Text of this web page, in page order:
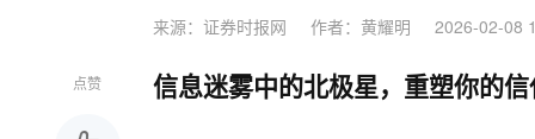
来源：证券时报网 作者：黄耀明 2026-02-08
点赞 信息迷雾中的北极星，重塑你的